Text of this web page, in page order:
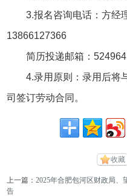
3.报名咨询电话：方经
13866127366
简历投递邮箱：
4.录用原则：录用后将
司签订劳动合同。
收藏
上一篇：2025年合肥包河区财政局、
告